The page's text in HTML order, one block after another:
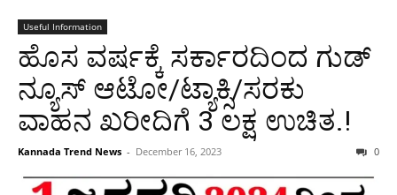
Useful Information
ಹೊಸ ವರ್ಷಕ್ಕೆ ಸರ್ಕಾರದಿಂದ ಗುಡ್
ನ್ಯೂಸ್ ಆಟೋ/ಟ್ಯಾಕ್ಸಿ/ಸರಕು
ವಾಹನ ಖರೀದಿಗೆ 3 ಲಕ್ಷ ಉಚಿತ.!
Kannada Trend News - December 16, 2023 0